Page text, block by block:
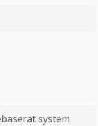
system